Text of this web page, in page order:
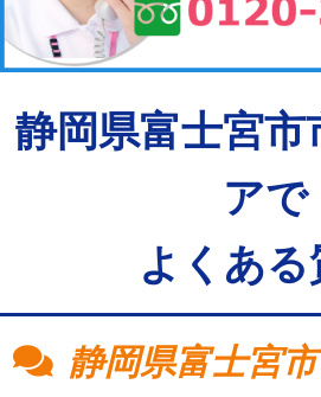
静岡県富士宮市
アで
よくある
静岡県富士宮